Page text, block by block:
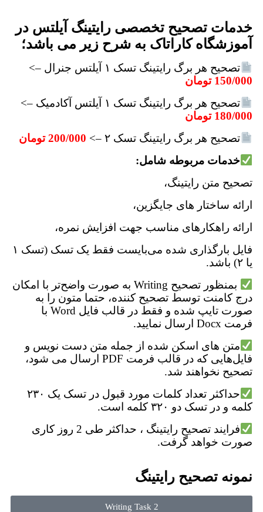
خدمات تصحیح تخصصی رایتینگ آیلتس در
آموزشگاه کاراتاک به شرح زیر می باشد؛
تصحیح هر برگ رایتینگ تسک ۱ آیلتس جنرال –>
150/000 تومان
تصحیح هر برگ رایتینگ تسک ۱ آیلتس آکادمیک –>
180/000 تومان
تصحیح هر برگ رایتینگ تسک ۲ –>
خدمات مربوطه شامل:
تصحیح متن رایتینگ،
ارائه ساختار های جایگزین،
ارائه راهکارهای مناسب جهت افزایش نمره،
فایل بارگذاری شده می‌بایست فقط یک تسک (تسک ۱
یا ۲) باشد.
بمنظور تصحیح Writing به صورت واضح‌تر با امکان
درج کامنت توسط تصحیح کننده، حتما متون را به
صورت تایپ شده و فقط در قالب فایل Word با
فرمت Docx ارسال نمایید.
متن های اسکن شده از جمله متن دست نویس و
فایل‌هایی که در قالب فرمت PDF ارسال می شود،
تصحیح نخواهند شد.
حداکثر تعداد کلمات مورد قبول در تسک یک ۲۳۰
کلمه و در تسک دو ۳۲۰ کلمه است.
فرایند تصحیح رایتینگ ، حداکثر طی 2 روز کاری
صورت خواهد گرفت.
نمونه تصحیح رایتینگ
Writing Task 2